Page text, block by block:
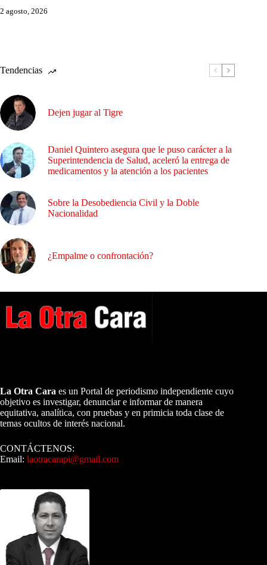
2 agosto, 2026
Tendencias
Dejen jugar al Tigre
Daniel Quintero asegura que le puso carácter a la
Superintendencia de Salud, aceleró la entrega de
medicamentos y la atención a los pacientes
Sobre la Desobediencia Civil y la Doble
Nacionalidad
¿Empalme o confrontación?
La Otra Cara es un Portal de periodismo independiente cuyo
objetivo es investigar, denunciar e informar de manera
equitativa, analítica, con pruebas y en primicia toda clase de
temas ocultos de interés nacional.
CONTÁCTENOS:
Email: laotracarapi@gmail.com